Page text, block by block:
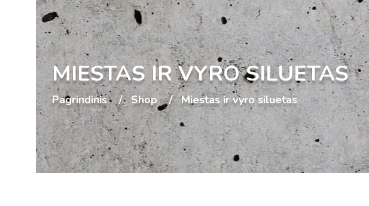
MIESTAS IR VYRO SILUETAS
Pagrindinis Shop Miestas ir vyro siluetas